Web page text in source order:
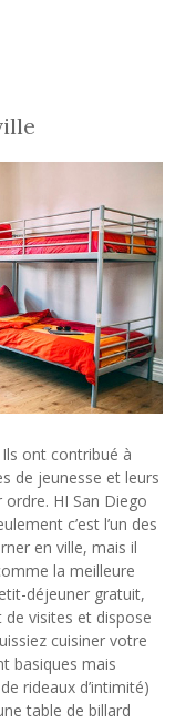
ont contribué à
de jeunesse et leurs
HI San Diego
c’est l’un des
en ville, mais il
la meilleure
déjeuner gratuit,
de visites et dispose
cuisiner votre
basiques mais
rideaux d’intimité)
table de billard